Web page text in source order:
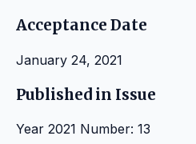
Acceptance Date
January 24, 2021
Published in Issue
Year 2021 Number: 13